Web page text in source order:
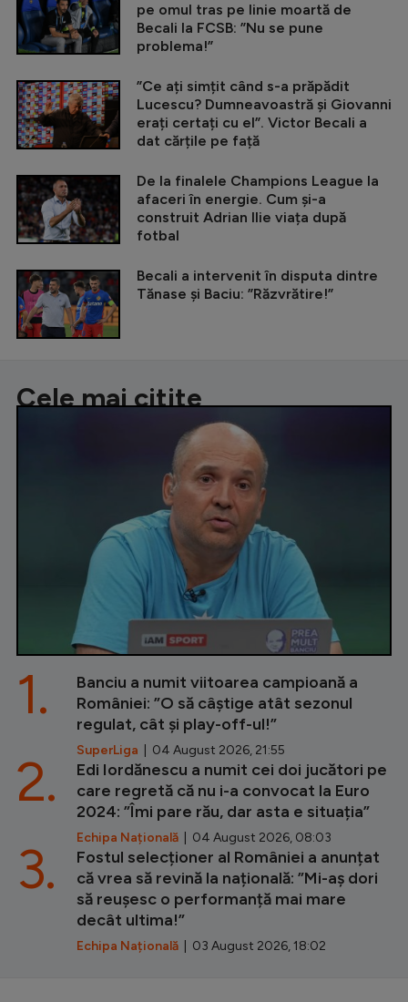
pe omul tras pe linie moartă de
Becali la FCSB: ”Nu se pune
problema!”
”Ce ați simțit când s-a prăpădit
Lucescu? Dumneavoastră și Giovanni
erați certați cu el”. Victor Becali a
dat cărțile pe față
De la finalele Champions League la
afaceri în energie. Cum și-a
construit Adrian Ilie viața după
fotbal
Becali a intervenit în disputa dintre
Tănase și Baciu: ”Răzvrătire!”
Cele mai citite
Banciu a numit viitoarea campioană a
României: ”O să câștige atât sezonul
regulat, cât și play-off-ul!”
SuperLiga | 04 August 2026, 21:55
1.
Edi Iordănescu a numit cei doi jucători pe
care regretă că nu i-a convocat la Euro
2024: ”Îmi pare rău, dar asta e situația”
Echipa Națională | 04 August 2026, 08:03
2.
Fostul selecționer al României a anunțat
că vrea să revină la națională: ”Mi-aș dori
să reușesc o performanță mai mare
decât ultima!”
Echipa Națională | 03 August 2026, 18:02
3.